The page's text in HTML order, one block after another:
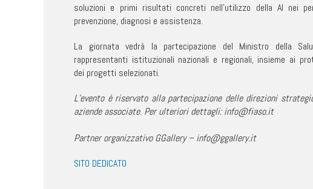
soluzioni e primi risultati concreti nell’utilizzo della AI nei
prevenzione, diagnosi e assistenza.
La giornata vedrà la partecipazione del Ministro della
rappresentanti istituzionali nazionali e regionali, insieme ai
dei progetti selezionati.
L’evento è riservato alla partecipazione delle direzioni
aziende associate. Per ulteriori dettagli:info@fiaso.it
Partner organizzativo GGallery – info@ggallery.it
SITO DEDICATO